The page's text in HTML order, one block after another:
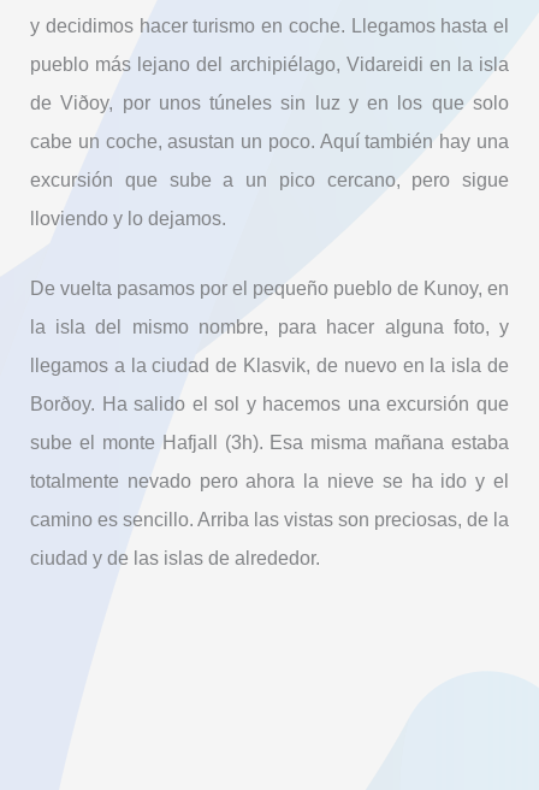
y decidimos hacer turismo en coche. Llegamos hasta el
pueblo más lejano del archipiélago, Vidareidi en la isla
de Viðoy, por unos túneles sin luz y en los que solo
cabe un coche, asustan un poco. Aquí también hay una
excursión que sube a un pico cercano, pero sigue
lloviendo y lo dejamos.
De vuelta pasamos por el pequeño pueblo de Kunoy, en
la isla del mismo nombre, para hacer alguna foto, y
llegamos a la ciudad de Klasvik, de nuevo en la isla de
Borðoy. Ha salido el sol y hacemos una excursión que
sube el monte Hafjall (3h). Esa misma mañana estaba
totalmente nevado pero ahora la nieve se ha ido y el
camino es sencillo. Arriba las vistas son preciosas, de la
ciudad y de las islas de alrededor.